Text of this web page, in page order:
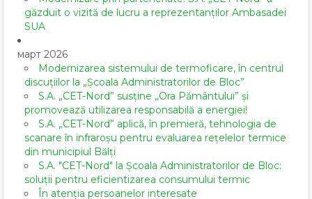
găzduit o vizită de lucru a reprezentanților Ambasadei
SUA
март 2026
Modernizarea sistemului de termoficare, în centrul
discuțiilor la „Școala Administratorilor de Bloc”
S.A. „CET-Nord” susține „Ora Pământului” și
promovează utilizarea responsabilă a energiei!
S.A. „CET-Nord” aplică, în premieră, tehnologia de
scanare în infraroșu pentru evaluarea rețelelor termice
din municipiul Bălți
S.A. "CET-Nord" la Școala Administratorilor de Bloc:
soluții pentru eficientizarea consumului termic
În atenția persoanelor interesate